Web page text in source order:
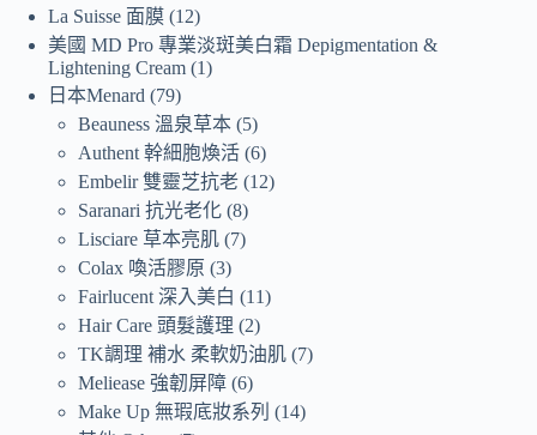
La Suisse 面膜 12
美國 MD Pro 專業淡斑美白霜 Depigmentation &
Lightening Cream 1
日本Menard
79
Beauness 溫泉草本 5
Authent 幹細胞煥活 6
Embelir 雙靈芝抗老 12
Saranari 抗光老化 8
Lisciare 草本亮肌 7
Colax 喚活膠原 3
Fairlucent 深入美白
11
Hair Care 頭髮護理
2
TK調理 補水 柔軟奶油肌 7
Meliease 強韌屏障 6
Make Up 無瑕底妝系列
14